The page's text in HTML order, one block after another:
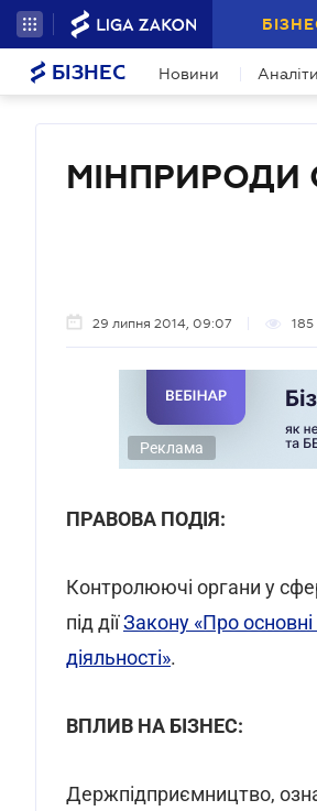
БІЗНЕС Новини
МІНПРИРОДИ
29 липня 2014, 09:07 185
Реклама
ПРАВОВА ПОДІЯ:
Контролюючі органи у
під діїЗакону «Про
діяльності».
ВПЛИВ НА БІЗНЕС:
Держпідприємництво,